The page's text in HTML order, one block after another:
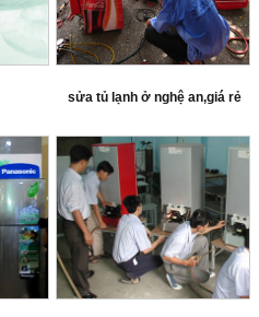
sửa tủ lạnh ở nghệ an,giá rẻ